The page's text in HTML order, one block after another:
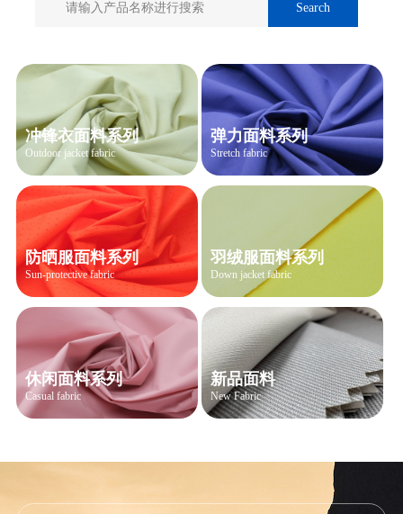
冲锋衣面料系列
Outdoor jacket fabric
弹力面料系列
Stretch fabric
防晒服面料系列
Sun-protective fabric
羽绒服面料系列
Down jacket fabric
休闲面料系列
Casual fabric
新品面料
New Fabric